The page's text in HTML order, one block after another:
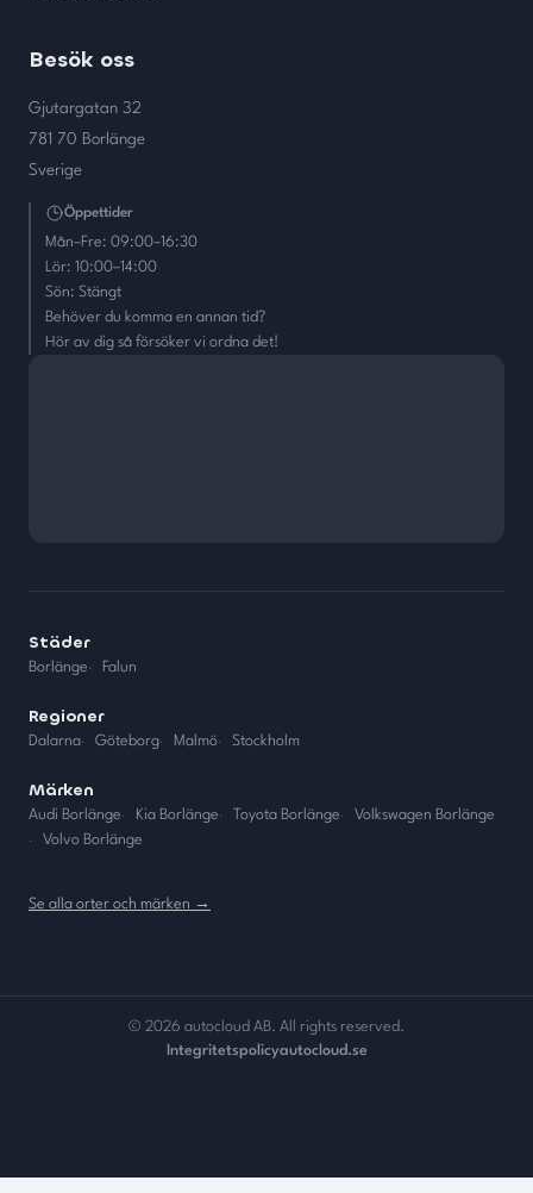
Besök oss
Gjutargatan 32
781 70 Borlänge
Sverige
Öppettider
Mån–Fre: 09:00–16:30
Lör: 10:00–14:00
Sön: Stängt
Behöver du komma en annan tid?
Hör av dig så försöker vi ordna det!
Städer
Borlänge· Falun
Regioner
Dalarna· Göteborg· Malmö· Stockholm
Märken
Audi Borlänge· Kia Borlänge· Toyota Borlänge·
Volkswagen Borlänge
·
Volvo Borlänge
Se alla orter och märken →
© 2026 autocloud AB. All rights reserved.
Integritetspolicyautocloud.se